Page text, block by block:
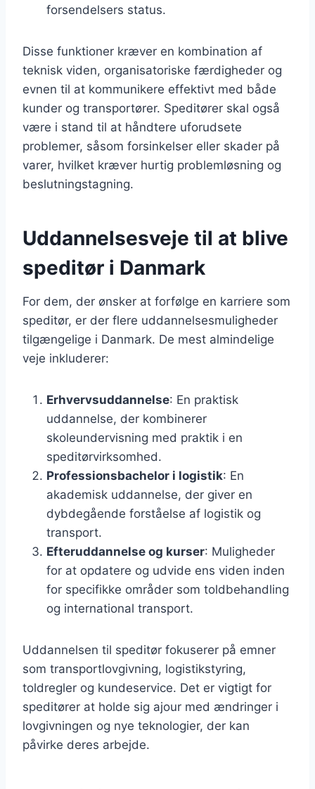
forsendelsers status.
Disse funktioner kræver en kombination af
teknisk viden, organisatoriske færdigheder og
evnen til at kommunikere effektivt med både
kunder og transportører. Speditører skal også
være i stand til at håndtere uforudsete
problemer, såsom forsinkelser eller skader på
varer, hvilket kræver hurtig problemløsning og
beslutningstagning.
Uddannelsesveje til at blive
speditør i Danmark
For dem, der ønsker at forfølge en karriere som
speditør, er der flere uddannelsesmuligheder
tilgængelige i Danmark. De mest almindelige
veje inkluderer:
Erhvervsuddannelse: En praktisk
uddannelse, der kombinerer
skoleundervisning med praktik i en
speditørvirksomhed.
Professionsbachelor i logistik: En
akademisk uddannelse, der giver en
dybdegående forståelse af logistik og
transport.
Efteruddannelse og kurser: Muligheder
for at opdatere og udvide ens viden inden
for specifikke områder som toldbehandling
og international transport.
Uddannelsen til speditør fokuserer på emner
som transportlovgivning, logistikstyring,
toldregler og kundeservice. Det er vigtigt for
speditører at holde sig ajour med ændringer i
lovgivningen og nye teknologier, der kan
påvirke deres arbejde.